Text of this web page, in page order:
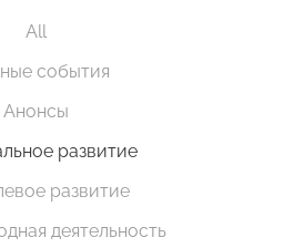
All
события
Анонсы
развитие
развитие
деятельность